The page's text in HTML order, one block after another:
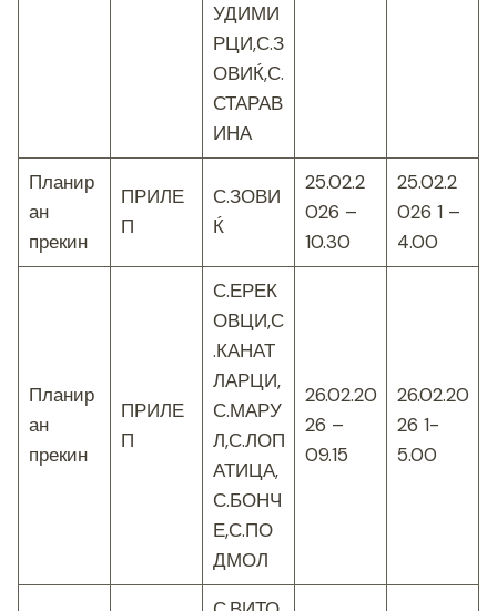
УДИМИ
РЦИ,С.З
ОВИЌ,С.
СТАРАВ
ИНА
Планир
ан
прекин
ПРИЛЕ
П
С.ЗОВИ
Ќ
25.02.2
026 –
10.30
25.02.2
026 1 –
4.00
Планир
ан
прекин
ПРИЛЕ
П
С.ЕРЕК
ОВЦИ,С
.КАНАТ
ЛАРЦИ,
С.МАРУ
Л,С.ЛОП
АТИЦА,
С.БОНЧ
Е,С.ПО
ДМОЛ
26.02.20
26 –
09.15
26.02.20
26 1-
5.00